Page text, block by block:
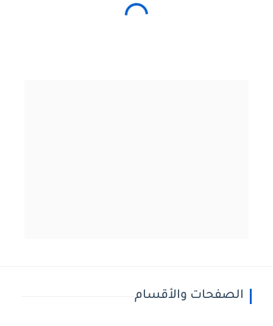
الصفحات والأقسام